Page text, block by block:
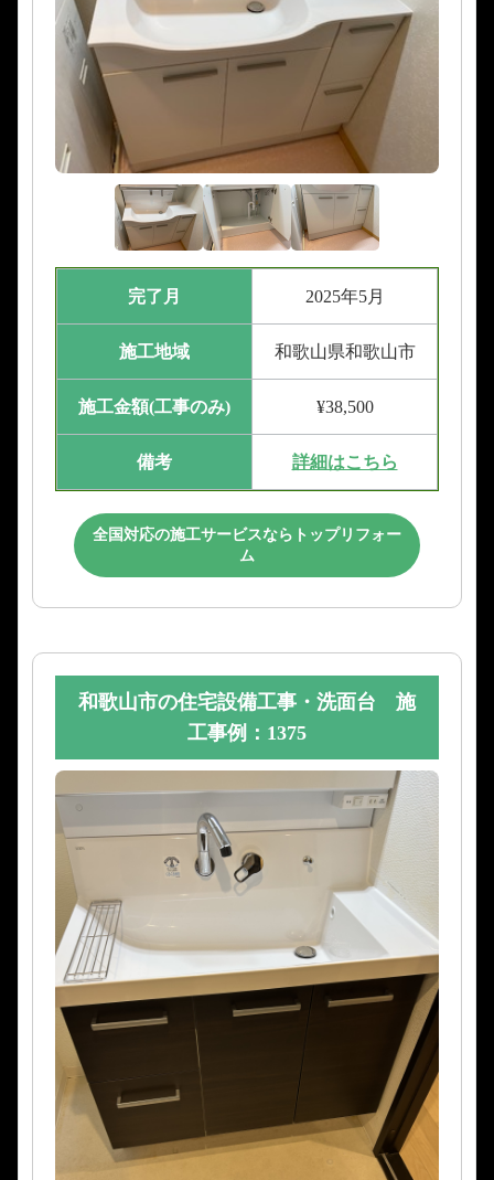
完了月 2025年5月
施工地域 和歌山県和歌山市
施工金額(工事のみ) ¥38,500
備考 詳細はこちら
全国対応の施工サービスならトップリフォー
ム
和歌山市の住宅設備工事・洗面台 施
工事例：1375